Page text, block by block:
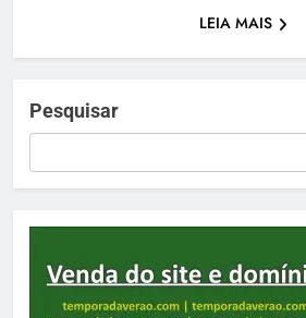
LEIA MAIS
Pesquisar